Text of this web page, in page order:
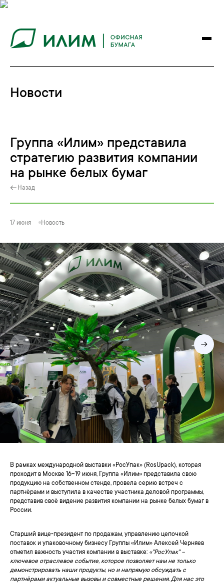
Новости
Группа «Илим» представила
стратегию развития компании
на рынке белых бумаг
Назад
17 июня Новость
В рамках международной выставки «РосУпак» (RosUpack), которая
проходит в Москве 16–19 июня, Группа «Илим» представила свою
продукцию на собственном стенде, провела серию встреч с
партнёрами и выступила в качестве участника деловой программы,
представив своё видение развития компании на рынке белых бумаг в
России.
Старший вице-президент по продажам, управлению цепочкой
поставок и упаковочному бизнесу Группы «Илим» Алексей Черняев
отметил важность участия компании в выставке: «"РосУпак" –
ключевое отраслевое событие, которое позволяет нам не только
демонстрировать наши продукты, но и напрямую обсуждать с
партнёрами актуальные вызовы и совместные решения. Для нас это